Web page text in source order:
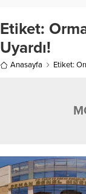
Etiket:
Uyardı!
Anasayfa Etiket: